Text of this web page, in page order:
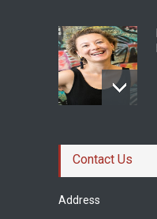
Contact Us
Address